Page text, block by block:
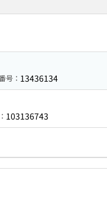
号： 13436134
103136743